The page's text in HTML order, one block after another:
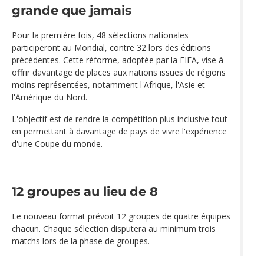
grande que jamais
Pour la première fois, 48 sélections nationales
participeront au Mondial, contre 32 lors des éditions
précédentes. Cette réforme, adoptée par la FIFA, vise à
offrir davantage de places aux nations issues de régions
moins représentées, notamment l'Afrique, l'Asie et
l'Amérique du Nord.
L'objectif est de rendre la compétition plus inclusive tout
en permettant à davantage de pays de vivre l'expérience
d'une Coupe du monde.
12 groupes au lieu de 8
Le nouveau format prévoit 12 groupes de quatre équipes
chacun. Chaque sélection disputera au minimum trois
matchs lors de la phase de groupes.